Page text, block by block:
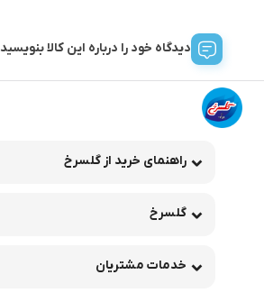
دیدگاه خود را درباره این کالا بنویسید
راهنمای خرید از گلسرخ
گلسرخ
خدمات مشتریان